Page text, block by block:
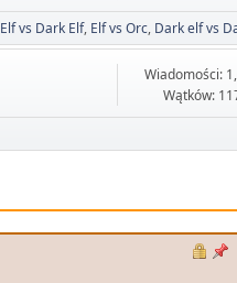
Elf vs Dark Elf Elf vs Orc Dark elf vs
Wiadomości:
Wątków: